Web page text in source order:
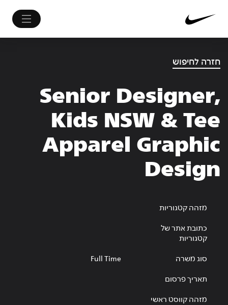
חזרה לחיפוש
Senior Designer,
Kids NSW & Tee
Apparel Graphic
Design
מזהה קטגוריות
כתובת אתר של
קטגוריות
סוג משרה Full Time
תאריך פרסום
מזהה קווסט ראשי